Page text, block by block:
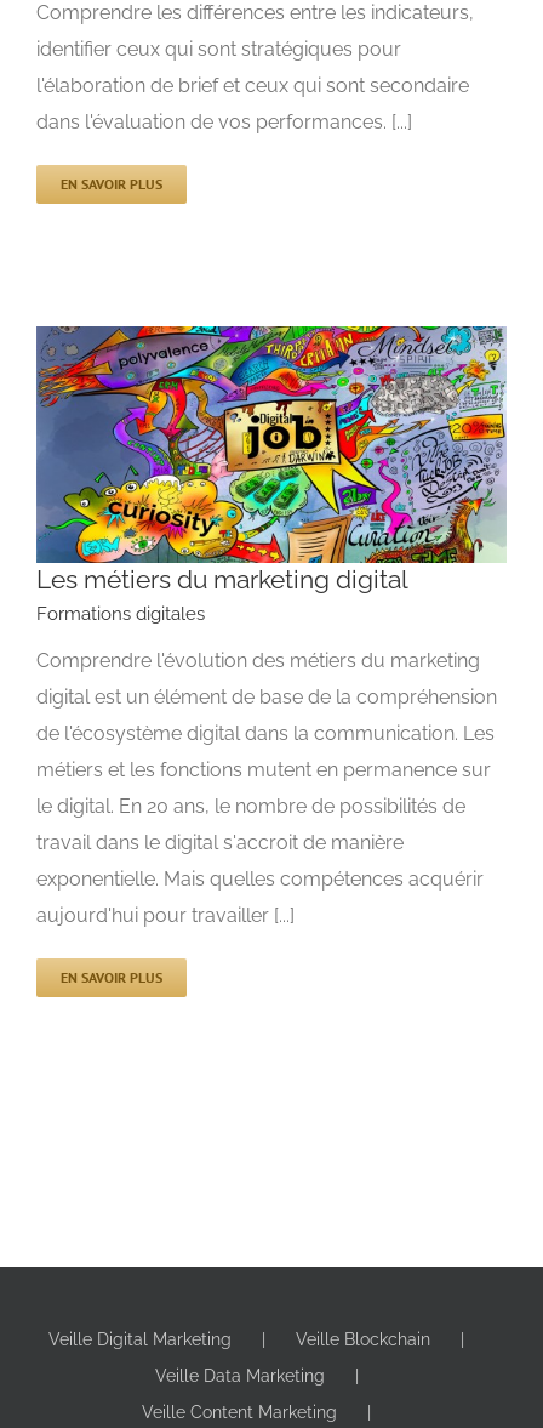
Comprendre les différences entre les indicateurs,
identifier ceux qui sont stratégiques pour
l'élaboration de brief et ceux qui sont secondaire
dans l'évaluation de vos performances. [...]
EN SAVOIR PLUS
Les métiers du marketing digital
Formations digitales
Les métiers du marketing digital
Formations digitales
Comprendre l'évolution des métiers du marketing
digital est un élément de base de la compréhension
de l'écosystème digital dans la communication. Les
métiers et les fonctions mutent en permanence sur
le digital. En 20 ans, le nombre de possibilités de
travail dans le digital s'accroit de manière
exponentielle. Mais quelles compétences acquérir
aujourd'hui pour travailler [...]
EN SAVOIR PLUS
Veille Digital Marketing
Veille Blockchain
Veille Data Marketing
Veille Content Marketing